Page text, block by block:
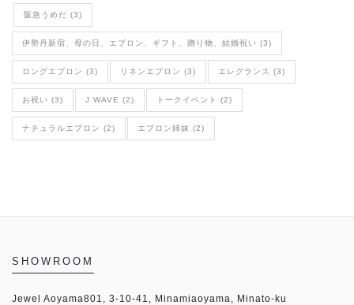
阪急うめだ (3)
伊勢丹新宿、母の日、エプロン、ギフト、贈り物、結婚祝い (3)
ロングエプロン (3) リネンエプロン (3) エレグランス (3)
お祝い (3) J WAVE (2) トークイベント (2)
ナチュラルエプロン (2) エプロン姉妹 (2)
SHOWROOM
Jewel Aoyama801, 3-10-41, Minamiaoyama, Minato-ku